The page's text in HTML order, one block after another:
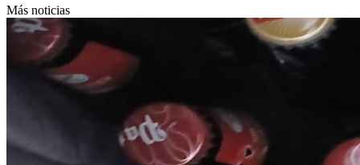
Más noticias